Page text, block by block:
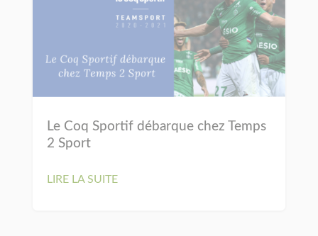
Le Coq Sportif débarque chez Temps
2 Sport
LIRE LA SUITE